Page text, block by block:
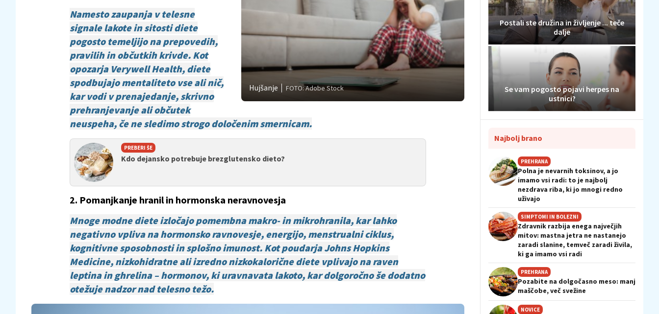
Hujšanje FOTO: Adobe Stock
Namesto zaupanja v telesne
signale lakote in sitosti diete
pogosto temeljijo na prepovedih,
pravilih in občutkih krivde. Kot
opozarja Verywell Health, diete
spodbujajo mentaliteto vse ali nič,
kar vodi v prenajedanje, skrivno
prehranjevanje ali občutek
neuspeha, če ne sledimo strogo določenim smernicam.
PREBERI ŠE
Kdo dejansko potrebuje brezglutensko dieto?
2. Pomanjkanje hranil in hormonska neravnovesja
Mnoge modne diete izločajo pomembna makro- in mikrohranila, kar lahko
negativno vpliva na hormonsko ravnovesje, energijo, menstrualni ciklus,
kognitivne sposobnosti in splošno imunost. Kot poudarja Johns Hopkins
Medicine, nizkohidratne ali izredno nizkokalorične diete vplivajo na raven
leptina in ghrelina – hormonov, ki uravnavata lakoto, kar dolgoročno še dodatno
otežuje nadzor nad telesno težo.
Postali ste družina in življenje ... teče
dalje
Se vam pogosto pojavi herpes na
ustnici?
Najbolj brano
PREHRANA
Polna je nevarnih toksinov, a jo
imamo vsi radi: to je najbolj
nezdrava riba, ki jo mnogi redno
uživajo
SIMPTOMI IN BOLEZNI
Zdravnik razbija enega največjih
mitov: mastna jetra ne nastanejo
zaradi slanine, temveč zaradi živila,
ki ga imamo vsi radi
PREHRANA
Pozabite na dolgočasno meso: manj
maščobe, več svežine
NOVICE